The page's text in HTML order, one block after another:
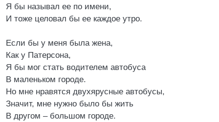
Я бы называл ее по имени,
И тоже целовал бы ее каждое утро.
Если бы у меня была жена,
Как у Патерсона,
Я бы мог стать водителем автобуса
В маленьком городе.
Но мне нравятся двухярусные автобусы,
Значит, мне нужно было бы жить
В другом – большом городе.